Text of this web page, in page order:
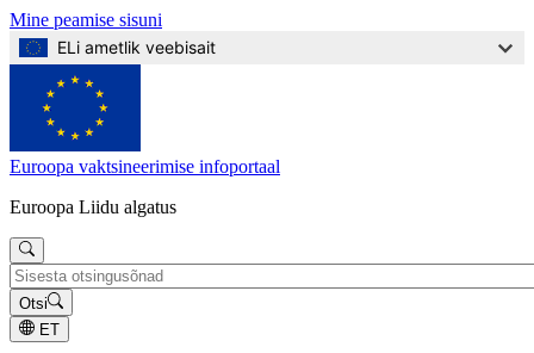
Mine peamise sisuni
ELi ametlik veebisait
Euroopa vaktsineerimise infoportaal
Euroopa Liidu algatus
Otsi
ET